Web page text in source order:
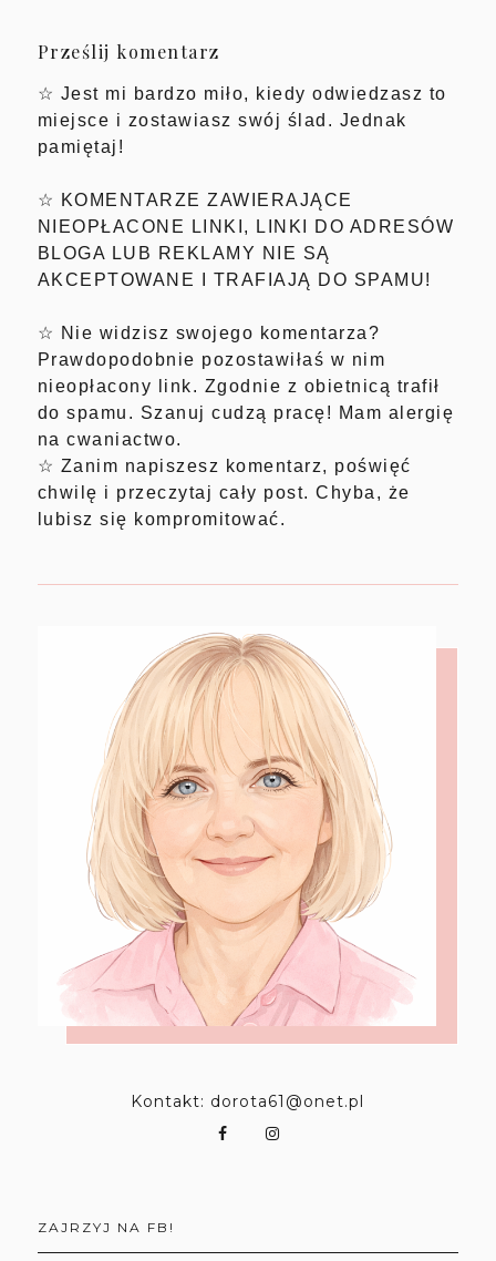
Prześlij komentarz
☆ Jest mi bardzo miło, kiedy odwiedzasz to
miejsce i zostawiasz swój ślad. Jednak
pamiętaj!
☆ KOMENTARZE ZAWIERAJĄCE
NIEOPŁACONE LINKI, LINKI DO ADRESÓW
BLOGA LUB REKLAMY NIE SĄ
AKCEPTOWANE I TRAFIAJĄ DO SPAMU!
☆ Nie widzisz swojego komentarza?
Prawdopodobnie pozostawiłaś w nim
nieopłacony link. Zgodnie z obietnicą trafił
do spamu. Szanuj cudzą pracę! Mam alergię
na cwaniactwo.
☆ Zanim napiszesz komentarz, poświęć
chwilę i przeczytaj cały post. Chyba, że
lubisz się kompromitować.
Kontakt: dorota61@onet.pl
ZAJRZYJ NA FB!